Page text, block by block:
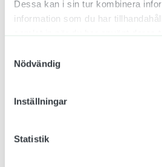
Dessa kan i sin tur kombinera
information som du har
Nödvändig
Inställningar
Statistik